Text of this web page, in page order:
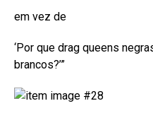
em vez de
‘Por que drag queens
brancos?’”